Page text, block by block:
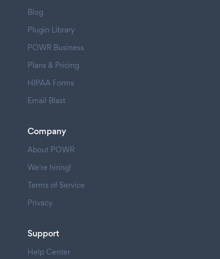
Blog
Plugin Library
POWR Business
Plans & Pricing
HIPAA Forms
Email Blast
Company
About POWR
We're hiring!
Terms of Service
Privacy
Support
Help Center